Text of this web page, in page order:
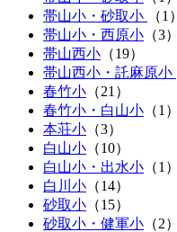
帯山小・砂取小
（1 ）
帯山小・西原小 （3）
帯山西小 （19）
帯山西小・託麻原小
春竹小 （21 ）
春竹小・白山小 （1 ）
本荘小 （3）
白山小 （10）
白山小・出水小 （1 ）
白川小 （14）
砂取小 （15）
砂取小・健軍小 （2）